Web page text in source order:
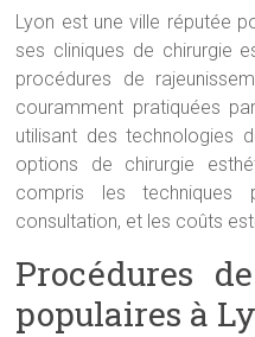
Lyon est une ville réputée
ses cliniques de chirurgie
procédures de
couramment pratiquées
utilisant des technologies
options de chirurgie
compris les techniques
consultation, et les coûts
Procédures
populaires à